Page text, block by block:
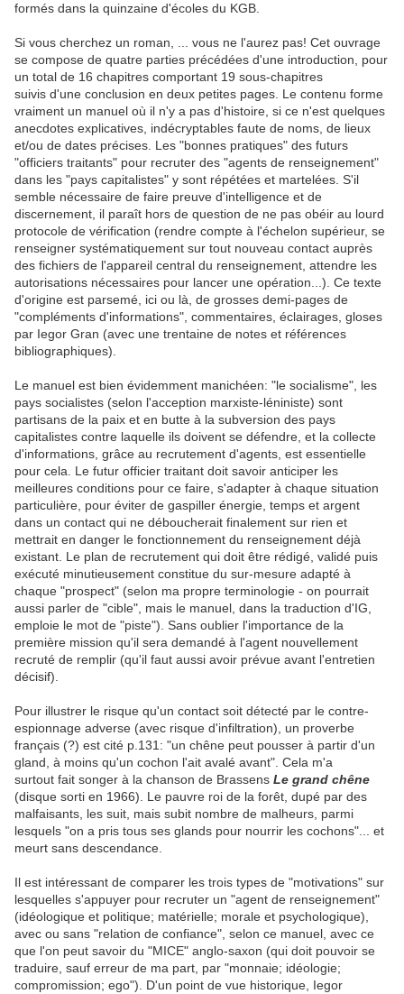
formés dans la quinzaine d'écoles du KGB.
Si vous cherchez un roman, ... vous ne l'aurez pas! Cet ouvrage
se compose de quatre parties précédées d'une introduction, pour
un total de 16 chapitres comportant 19 sous-chapitres
suivis d'une conclusion en deux petites pages. Le contenu forme
vraiment un manuel où il n'y a pas d'histoire, si ce n'est quelques
anecdotes explicatives, indécryptables faute de noms, de lieux
et/ou de dates précises. Les "bonnes pratiques" des futurs
"officiers traitants" pour recruter des "agents de renseignement"
dans les "pays capitalistes" y sont répétées et martelées. S'il
semble nécessaire de faire preuve d'intelligence et de
discernement, il paraît hors de question de ne pas obéir au lourd
protocole de vérification (rendre compte à l'échelon supérieur, se
renseigner systématiquement sur tout nouveau contact auprès
des fichiers de l'appareil central du renseignement, attendre les
autorisations nécessaires pour lancer une opération...). Ce texte
d'origine est parsemé, ici ou là, de grosses demi-pages de
"compléments d'informations", commentaires, éclairages, gloses
par Iegor Gran (avec une trentaine de notes et références
bibliographiques).
Le manuel est bien évidemment manichéen: "le socialisme", les
pays socialistes (selon l'acception marxiste-léniniste) sont
partisans de la paix et en butte à la subversion des pays
capitalistes contre laquelle ils doivent se défendre, et la collecte
d'informations, grâce au recrutement d'agents, est essentielle
pour cela. Le futur officier traitant doit savoir anticiper les
meilleures conditions pour ce faire, s'adapter à chaque situation
particulière, pour éviter de gaspiller énergie, temps et argent
dans un contact qui ne déboucherait finalement sur rien et
mettrait en danger le fonctionnement du renseignement déjà
existant. Le plan de recrutement qui doit être rédigé, validé puis
exécuté minutieusement constitue du sur-mesure adapté à
chaque "prospect" (selon ma propre terminologie - on pourrait
aussi parler de "cible", mais le manuel, dans la traduction d'IG,
emploie le mot de "piste"). Sans oublier l'importance de la
première mission qu'il sera demandé à l'agent nouvellement
recruté de remplir (qu'il faut aussi avoir prévue avant l'entretien
décisif).
Pour illustrer le risque qu'un contact soit détecté par le contre-
espionnage adverse (avec risque d'infiltration), un proverbe
français (?) est cité p.131: "un chêne peut pousser à partir d'un
gland, à moins qu'un cochon l'ait avalé avant". Cela m'a
surtout fait songer à la chanson de Brassens Le grand chêne
(disque sorti en 1966). Le pauvre roi de la forêt, dupé par des
malfaisants, les suit, mais subit nombre de malheurs, parmi
lesquels "on a pris tous ses glands pour nourrir les cochons"... et
meurt sans descendance.
Il est intéressant de comparer les trois types de "motivations" sur
lesquelles s'appuyer pour recruter un "agent de renseignement"
(idéologique et politique; matérielle; morale et psychologique),
avec ou sans "relation de confiance", selon ce manuel, avec ce
que l'on peut savoir du "MICE" anglo-saxon (qui doit pouvoir se
traduire, sauf erreur de ma part, par "monnaie; idéologie;
compromission; ego"). D'un point de vue historique, Iegor